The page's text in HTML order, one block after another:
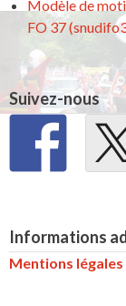
Modèle de
FO 37
Suivez-nous
Informations
Mentions légales